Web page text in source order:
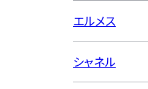
エルメス
シャネル